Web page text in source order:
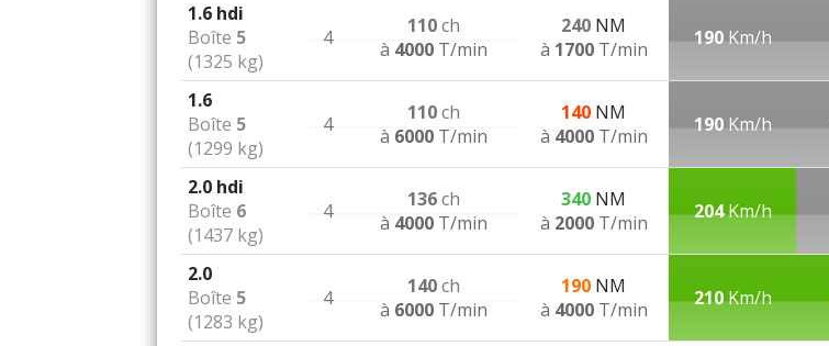
1.6 hdi
Boîte 5
(1325 kg)
4 110ch
à 4000 T/min
240 NM
à 1700T/min 190Km/h
1.6
Boîte 5
(1299 kg)
4 110ch
à 6000 T/min
140 NM
à 4000T/min 190Km/h
2.0 hdi
Boîte 6
(1437 kg)
4 136ch
à 4000 T/min
340 NM
à 2000T/min 204Km/h
2.0
Boîte 5
(1283 kg)
4 140ch
à 6000 T/min
190 NM
à 4000T/min 210Km/h